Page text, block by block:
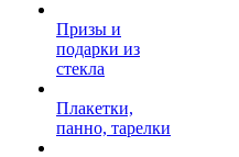
Призы и
подарки из
стекла
Плакетки,
панно, тарелки